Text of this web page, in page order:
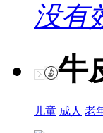
没有
牛
儿童 成人 老